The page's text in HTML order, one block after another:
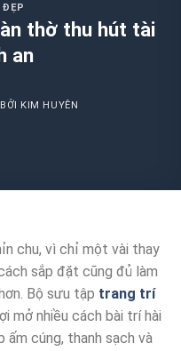
ĐẸP
thờ thu hút tài
an
BỞI KIM HUYÊN
chu, vì chỉ một vài thay
sắp đặt cũng đủ làm
Bộ sưu tập trang trí
mở nhiều cách bài trí hài
ấm cúng, thanh sạch và